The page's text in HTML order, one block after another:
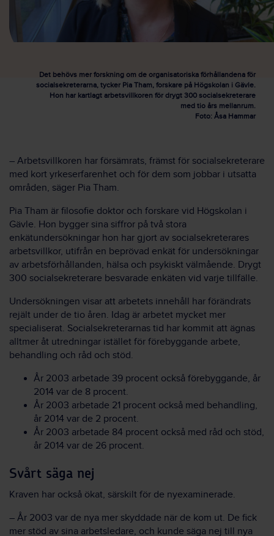
Det behövs mer forskning om de organisatoriska förhållandena för
socialsekreterarna, tycker Pia Tham, forskare på Högskolan i Gävle.
Hon har kartlagt arbetsvillkoren för drygt 300 socialsekreterare
med tio års mellanrum.
Foto: Åsa Hammar
– Arbetsvillkoren har försämrats, främst för socialsekreterare
med kort yrkeserfarenhet och för dem som jobbar i utsatta
områden, säger Pia Tham.
Pia Tham är filosofie doktor och forskare vid Högskolan i
Gävle. Hon bygger sina siffror på två stora
enkätundersökningar hon har gjort av socialsekreterares
arbetsvillkor, utifrån en beprövad enkät för undersökningar
av arbetsförhållanden, hälsa och psykiskt välmående. Drygt
300 socialsekreterare besvarade enkäten vid varje tillfälle.
Undersökningen visar att arbetets innehåll har förändrats
rejält under de tio åren. Idag är arbetet mycket mer
specialiserat. Socialsekreterarnas tid har kommit att ägnas
alltmer åt utredningar istället för förebyggande arbete,
behandling och råd och stöd.
År 2003 arbetade 39 procent också förebyggande, år
2014 var de 8 procent.
År 2003 arbetade 21 procent också med behandling,
år 2014 var de 2 procent.
År 2003 arbetade 84 procent också med råd och stöd,
år 2014 var de 26 procent.
Svårt säga nej
Kraven har också ökat, särskilt för de nyexaminerade.
– År 2003 var de nya mer skyddade när de kom ut. De fick
mer stöd av sina arbetsledare, och kunde säga nej till nya